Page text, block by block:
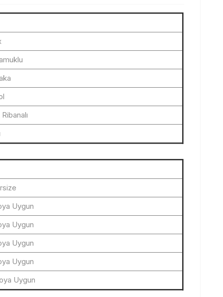
Uygun
Uygun
Uygun
Uygun
Uygun